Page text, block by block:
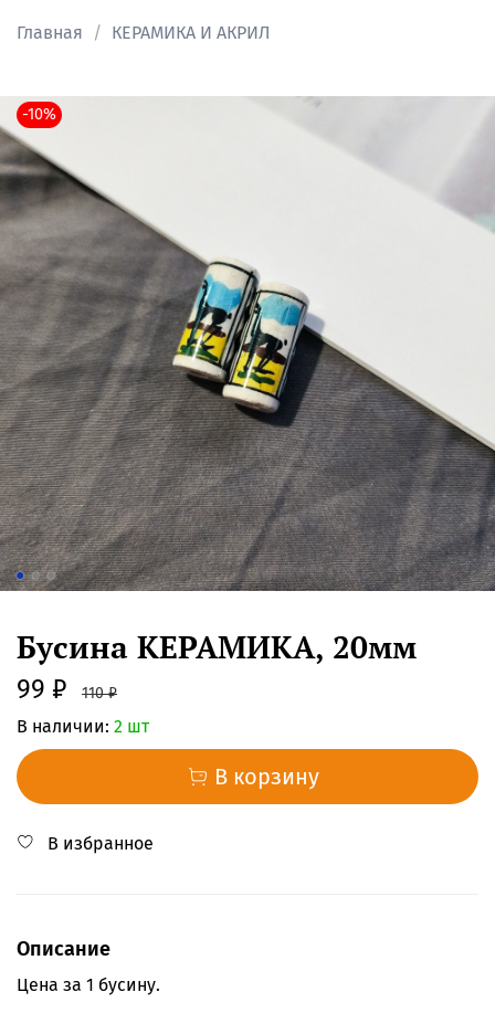
Главная КЕРАМИКА И АКРИЛ
-10%
Бусина КЕРАМИКА, 20мм
99 ₽ 110 ₽
В наличии: 2 шт
В корзину
В избранное
Описание
Цена за 1 бусину.